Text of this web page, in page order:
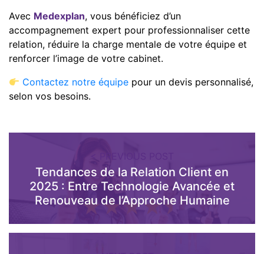
Avec Medexplan, vous bénéficiez d’un
accompagnement expert pour professionnaliser cette
relation, réduire la charge mentale de votre équipe et
renforcer l’image de votre cabinet.
Contactez notre équipe pour un devis personnalisé,
selon vos besoins.
Tendances de la Relation Client en
2025 : Entre Technologie Avancée et
Renouveau de l’Approche Humaine